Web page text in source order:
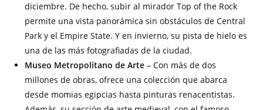
diciembre. De hecho, subir al mirador Top of the Rock
permite una vista panorámica sin obstáculos de Central
Park y el Empire State. Y en invierno, su pista de hielo es
una de las más fotografiadas de la ciudad.
Museo Metropolitano de Arte – Con más de dos
millones de obras, ofrece una colección que abarca
desde momias egipcias hasta pinturas renacentistas.